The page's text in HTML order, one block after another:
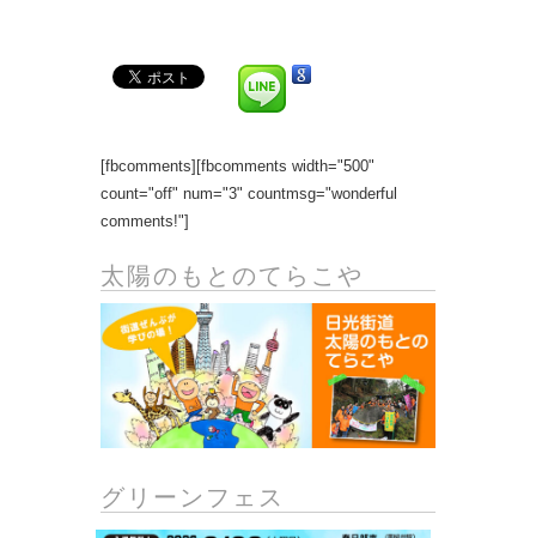
[fbcomments][fbcomments width="500"
count="off" num="3" countmsg="wonderful
comments!"]
太陽のもとのてらこや
グリーンフェス